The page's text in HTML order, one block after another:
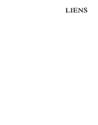
liens